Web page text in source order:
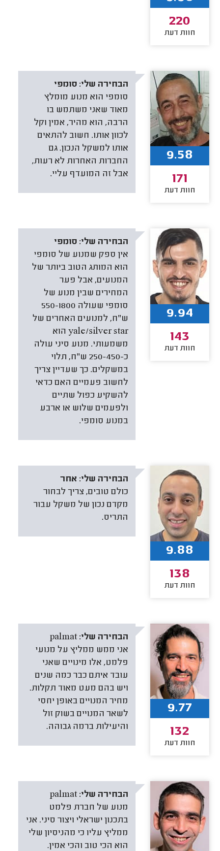
220
חוות דעת
הבחירה שלי: סומפי
סומפי הוא מנוע מומלץ
מאוד שאני משתמש בו
הרבה, הוא מהיר, אמין וקל
לכוון אותו. חשוב להתאים
אותו למשקל הנכון. גם
החברות האחרות לא רעות,
אבל זה המועדף עליי.
9.58
171
חוות דעת
הבחירה שלי: סומפי
אין ספק שמנוע של סומפי
הוא המותג הטוב ביותר של
המנועים, אבל פער
המחירים שבין מנוע של
סומפי שעולה 550-1800
ש"ח, למנועים האחרים של
yale/silver star הוא
משמעותי. מנוע סיני עולה
כ-250-450 ש"ח, תלוי
במשקלים. כך שעדיין צריך
לחשוב פעמיים האם כדאי
להשקיע כפול שתיים
ולפעמים שלוש או ארבע
במנוע סומפי.
9.94
143
חוות דעת
הבחירה שלי: אחר
כולם טובים, צריך לבחור
מקדם נכון של משקל עבור
התריס.
9.88
138
חוות דעת
הבחירה שלי: palmat
אני ממש ממליץ על מנועי
פלמט, אלו מינויים שאני
עובד איתם כבר כמה שנים
ויש בהם מעט מאוד תקלות.
מחיר המנויים באופן יחסי
לשאר המנויים בשוק זול
והיעילות ברמה גבוהה.
9.77
132
חוות דעת
הבחירה שלי: palmat
מנוע של חברת פלמט
בתכנון ישראלי ויצור סיני. אני
ממליץ עליו כי מהניסיון שלי
הוא הכי טוב והכי אמין.